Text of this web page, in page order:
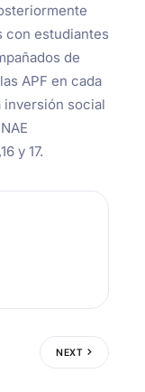
con estudiantes
de
APF en cada
social
y 17.
NEXT